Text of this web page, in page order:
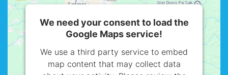
We need your consent to load the
Google Maps service!
We use a third party service to embed
map content that may collect data